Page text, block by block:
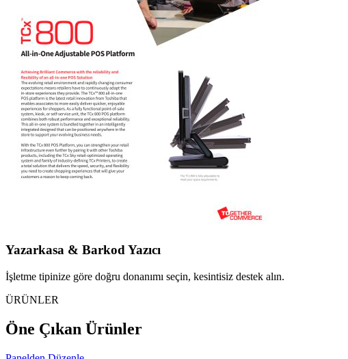
Yazarkasa & Barkod Yazıcı
İşletme tipinize göre doğru donanımı seçin, kesintisiz destek alın.
ÜRÜNLER
Öne Çıkan Ürünler